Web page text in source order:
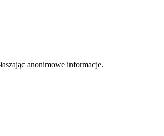
anonimowe informacje.